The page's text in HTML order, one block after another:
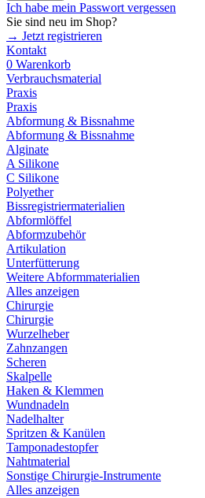
Ich habe mein Passwort vergessen
Sie sind neu im Shop?
→ Jetzt registrieren
Kontakt
0 Warenkorb
Verbrauchsmaterial
Praxis
Praxis
Abformung & Bissnahme
Abformung & Bissnahme
Alginate
A Silikone
C Silikone
Polyether
Bissregistriermaterialien
Abformlöffel
Abformzubehör
Artikulation
Unterfütterung
Weitere Abformmaterialien
Alles anzeigen
Chirurgie
Chirurgie
Wurzelheber
Zahnzangen
Scheren
Skalpelle
Haken & Klemmen
Wundnadeln
Nadelhalter
Spritzen & Kanülen
Tamponadestopfer
Nahtmaterial
Sonstige Chirurgie-Instrumente
Alles anzeigen